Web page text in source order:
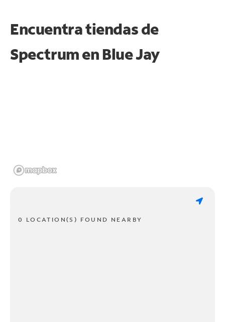
Encuentra tiendas de
Spectrum en Blue Jay
0 LOCATION(S) FOUND NEARBY